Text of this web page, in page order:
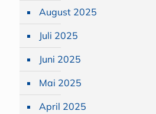
August 2025
Juli 2025
Juni 2025
Mai 2025
April 2025